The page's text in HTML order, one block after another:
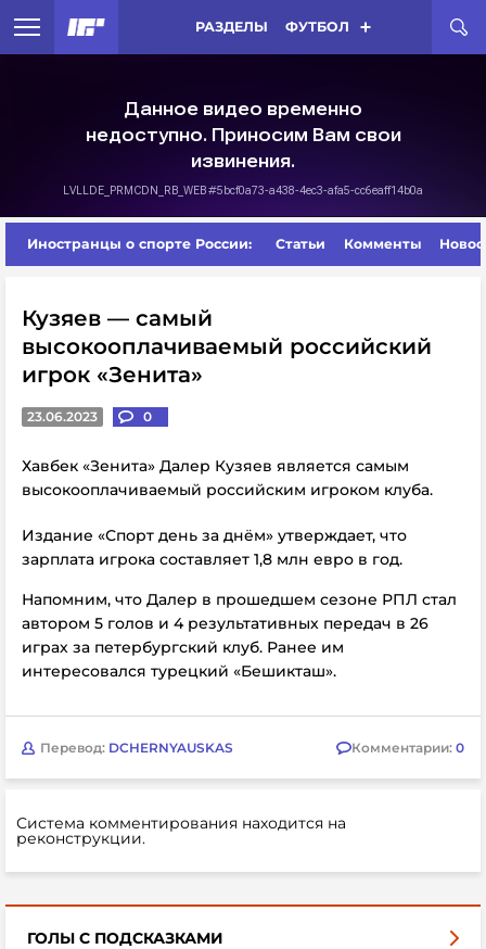
РАЗДЕЛЫ ФУТБОЛ
Иностранцы о спорте России: Статьи Комменты
Кузяев — самый
высокооплачиваемый российский
игрок «Зенита»
23.06.2023 0
Хавбек «Зенита» Далер Кузяев является самым
высокооплачиваемый российским игроком клуба.
Издание «Спорт день за днём» утверждает, что
зарплата игрока составляет 1,8 млн евро в год.
Напомним, что Далер в прошедшем сезоне РПЛ стал
автором 5 голов и 4 результативных передач в 26
играх за петербургский клуб. Ранее им
интересовался турецкий «Бешикташ».
Перевод: DCHERNYAUSKAS Комментарии: 0
Система комментирования находится на
реконструкции.
ГОЛЫ С ПОДСКАЗКАМИ